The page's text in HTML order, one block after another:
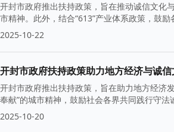
开封市政府推出扶持政策，旨在推动诚信文化
市精神。此外，结合“613”产业体系政策，鼓
2025-10-22
开封市政府扶持政策助力地方经济与诚
开封市政府推出扶持政策，旨在助力地方经济
奉献”的城市精神，鼓励社会各界共同践行守
础。
2025-10-20